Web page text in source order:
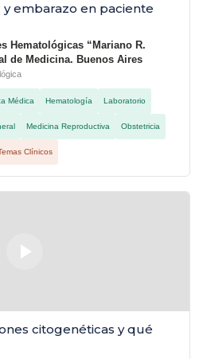
y embarazo en paciente
Hematológicas “Mariano R.
de Medicina. Buenos Aires
Médica Hematología Laboratorio
Medicina Reproductiva Obstetricia
Clínicos
citogenéticas y qué